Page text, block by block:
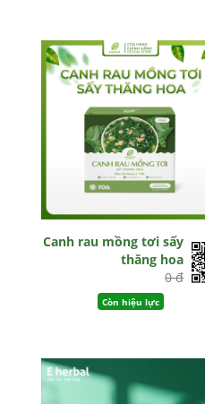
Canh rau mồng tơi sấy
thăng hoa
0 đ
Còn hiệu lực